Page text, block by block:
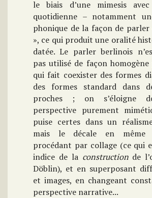
le biais d’une mimesis
quotidienne – notamment
phonique de la façon de
», ce qui produit une oralité
datée. Le parler berlinois
pas utilisé de façon
qui fait coexister des formes
des formes standard dans
proches ; on s’éloigne
perspective purement
puise certes dans un
mais le décale en même
procédant par collage (ce qui
indice de la construction de
Döblin), et en superposant
et images, en changeant
perspective narrative...